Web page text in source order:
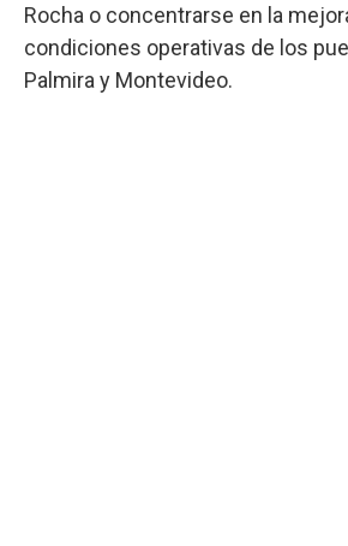
Rocha o concentrarse en la
condiciones operativas de los
Palmira y Montevideo.